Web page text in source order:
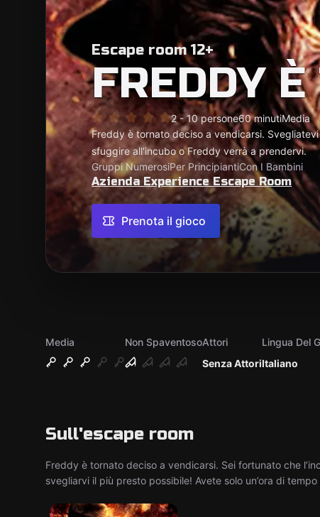
Escape room 12+
FREDDY È
2 - 10 persone60 minutiMedia
Freddy è tornato deciso a vendicarsi.
sfuggire all'incubo o Freddy verrà a prendervi.
Gruppi NumerosiPer PrincipiantiCon I Bambini
Azienda Experience Escape Room
Prenota il gioco
Media
Non Spaventoso
Senza Attori
Attori
Italiano
Lingua Del
Sull'escape room
Freddy è tornato deciso a vendicarsi. Sei fortunato che
svegliarvi il più presto possibile! Avete solo un’ora di